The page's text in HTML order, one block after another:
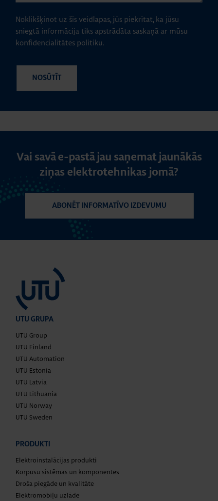
Noklikšķinot uz šīs veidlapas, jūs piekrītat, ka jūsu
sniegtā informācija tiks apstrādāta saskaņā ar mūsu
konfidencialitātes politiku.
Vai savā e-pastā jau saņemat jaunākās
ziņas elektrotehnikas jomā?
ABONĒT INFORMATĪVO IZDEVUMU
UTU GRUPA
UTU Group
UTU Finland
UTU Automation
UTU Estonia
UTU Latvia
UTU Lithuania
UTU Norway
UTU Sweden
PRODUKTI
Elektroinstalācijas produkti
Korpusu sistēmas un komponentes
Droša piegāde un kvalitāte
Elektromobiļu uzlāde